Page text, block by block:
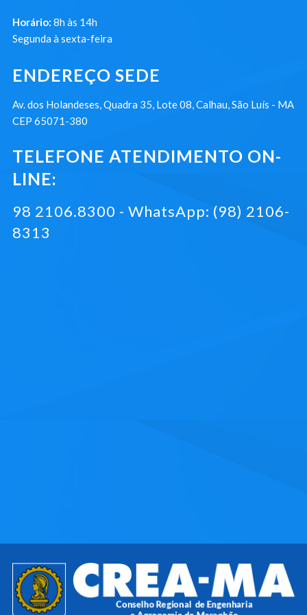
Horário: 8h às 14h
Segunda à sexta-feira
ENDEREÇO SEDE
Av. dos Holandeses, Quadra 35, Lote 08, Calhau, São Luís - MA
CEP 65071-380
TELEFONE ATENDIMENTO ON-
LINE:
98 2106.8300 - WhatsApp: (98) 2106-
8313